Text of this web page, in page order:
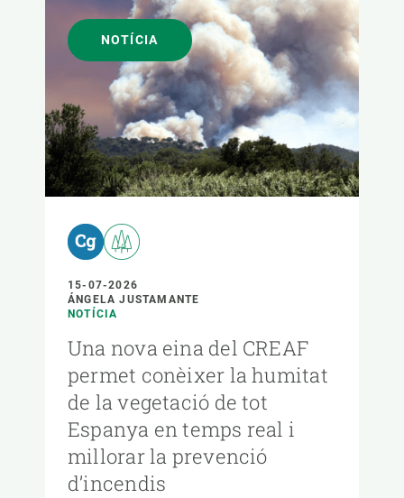
NOTÍCIA
15-07-2026
ÁNGELA JUSTAMANTE
NOTÍCIA
Una nova eina del CREAF
permet conèixer la humitat
de la vegetació de tot
Espanya en temps real i
millorar la prevenció
d’incendis